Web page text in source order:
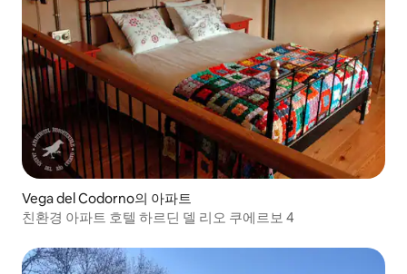
Vega del Codorno의 아파트
친환경 아파트 호텔 하르딘 델 리오 쿠에르보 4